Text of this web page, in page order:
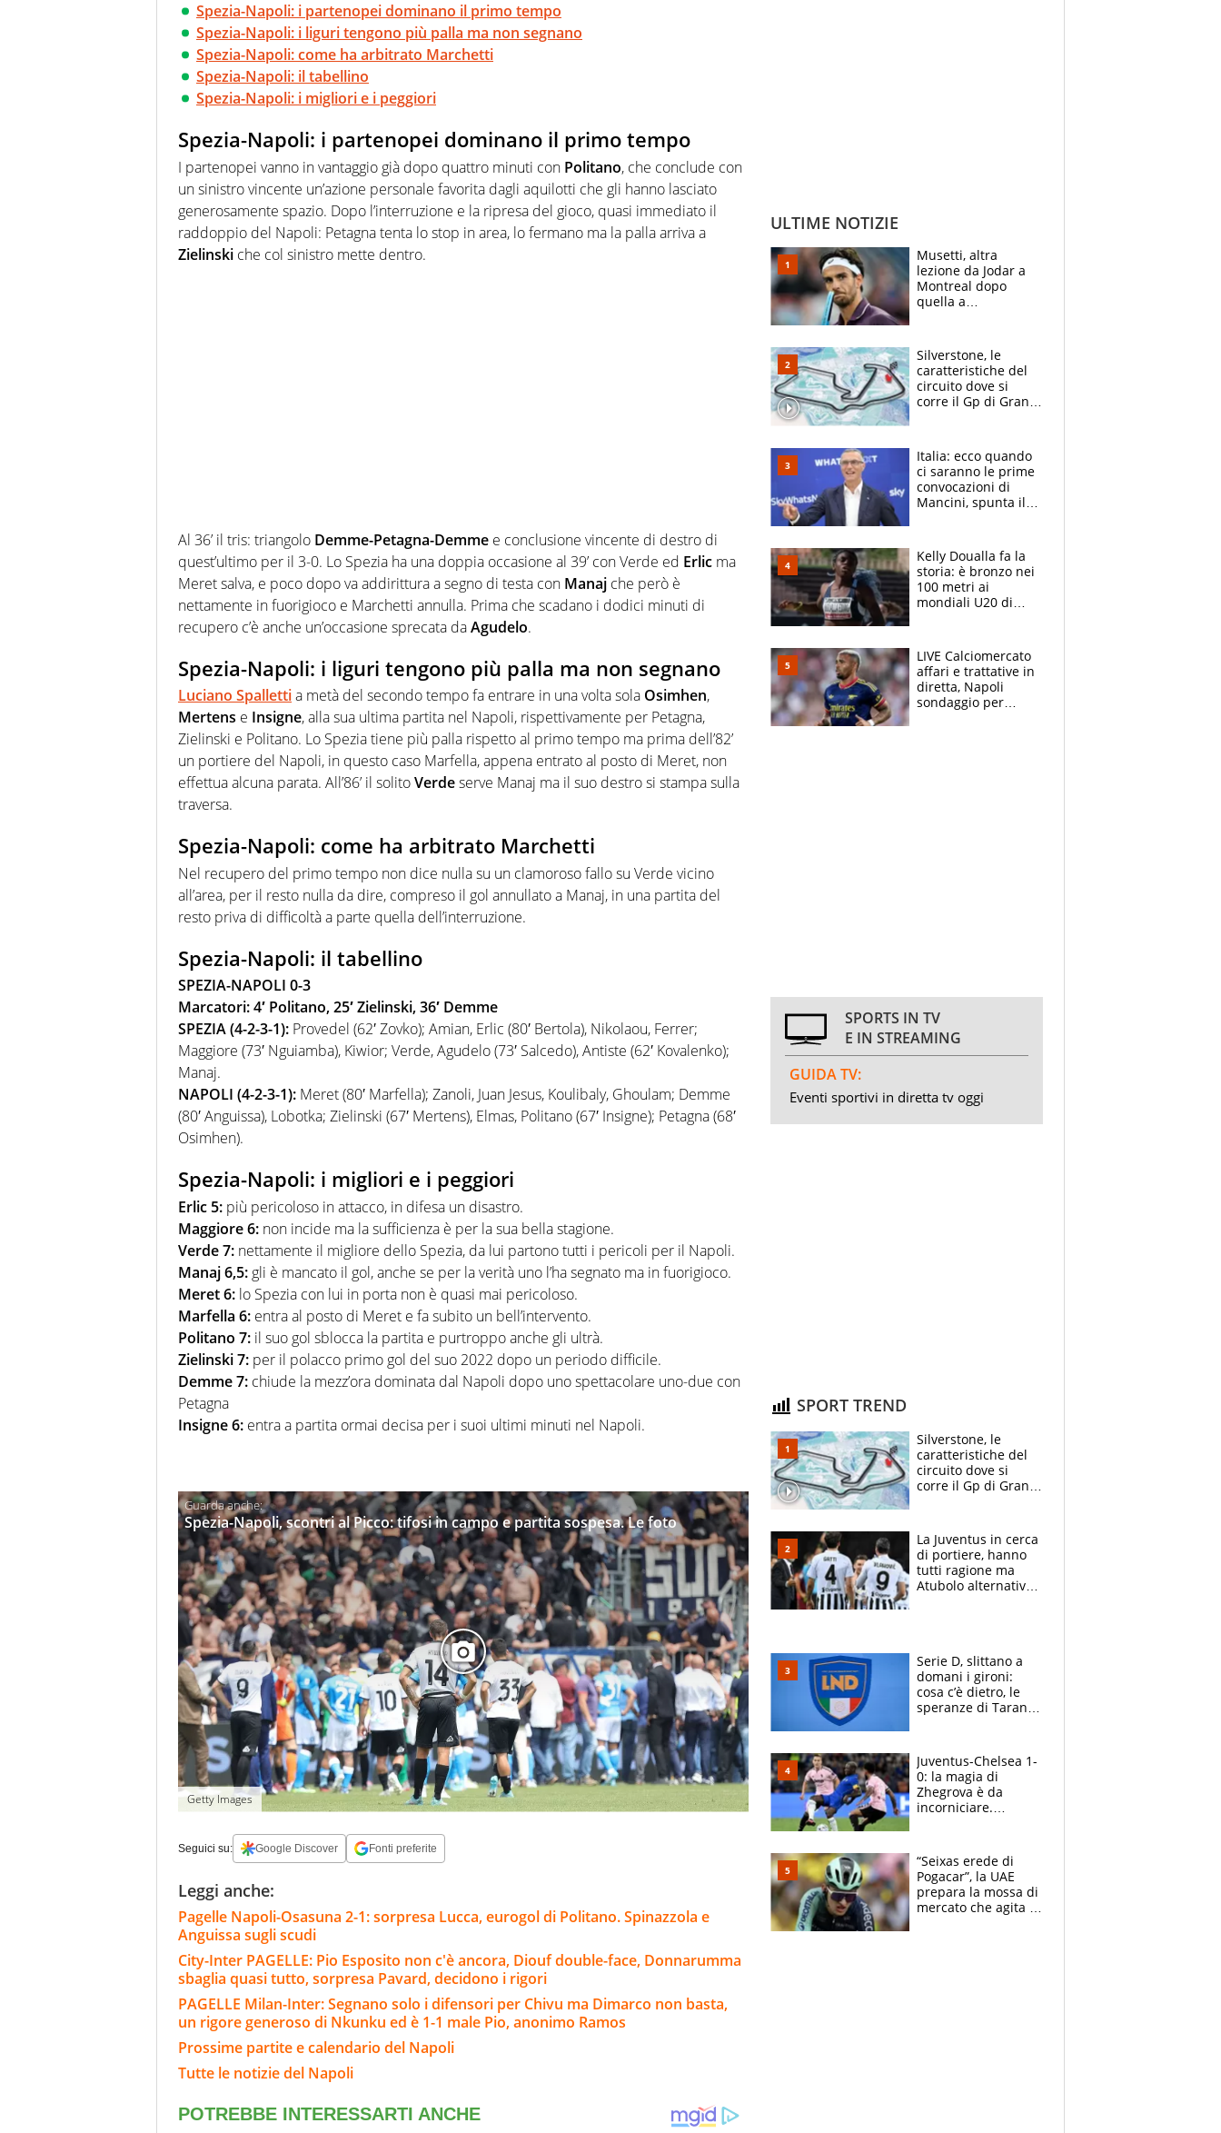
Spezia-Napoli: i partenopei dominano il primo tempo
Spezia-Napoli: i liguri tengono più palla ma non segnano
Spezia-Napoli: come ha arbitrato Marchetti
Spezia-Napoli: il tabellino
Spezia-Napoli: i migliori e i peggiori
Spezia-Napoli: i partenopei dominano il primo tempo
I partenopei vanno in vantaggio già dopo quattro minuti con Politano, che conclude con
un sinistro vincente un’azione personale favorita dagli aquilotti che gli hanno lasciato
generosamente spazio. Dopo l’interruzione e la ripresa del gioco, quasi immediato il
raddoppio del Napoli: Petagna tenta lo stop in area, lo fermano ma la palla arriva a
Zielinski che col sinistro mette dentro.
Al 36’ il tris: triangolo Demme-Petagna-Demme e conclusione vincente di destro di
quest’ultimo per il 3-0. Lo Spezia ha una doppia occasione al 39’ con Verde ed Erlic ma
Meret salva, e poco dopo va addirittura a segno di testa con Manaj che però è
nettamente in fuorigioco e Marchetti annulla. Prima che scadano i dodici minuti di
recupero c’è anche un’occasione sprecata daAgudelo.
Spezia-Napoli: i liguri tengono più palla ma non segnano
Luciano Spallettia metà del secondo tempo fa entrare in una volta sola Osimhen,
Mertens e Insigne, alla sua ultima partita nel Napoli, rispettivamente per Petagna,
Zielinski e Politano. Lo Spezia tiene più palla rispetto al primo tempo ma prima dell’82’
un portiere del Napoli, in questo caso Marfella, appena entrato al posto di Meret, non
effettua alcuna parata. All’86’ il solitoVerdeserve Manaj ma il suo destro si stampa sulla
traversa.
Spezia-Napoli: come ha arbitrato Marchetti
Nel recupero del primo tempo non dice nulla su un clamoroso fallo su Verde vicino
all’area, per il resto nulla da dire, compreso il gol annullato a Manaj, in una partita del
resto priva di difficoltà a parte quella dell’interruzione.
Spezia-Napoli: il tabellino
SPEZIA-NAPOLI 0-3
Marcatori: 4′ Politano, 25′ Zielinski, 36′ Demme
SPEZIA (4-2-3-1): Provedel (62′ Zovko); Amian, Erlic (80′ Bertola), Nikolaou, Ferrer;
Maggiore (73′ Nguiamba), Kiwior; Verde, Agudelo (73′ Salcedo), Antiste (62′ Kovalenko);
Manaj.
NAPOLI (4-2-3-1): Meret (80′ Marfella); Zanoli, Juan Jesus, Koulibaly, Ghoulam; Demme
(80′ Anguissa), Lobotka; Zielinski (67′ Mertens), Elmas, Politano (67′ Insigne); Petagna (68′
Osimhen).
Spezia-Napoli: i migliori e i peggiori
Erlic 5: più pericoloso in attacco, in difesa un disastro.
Maggiore 6: non incide ma la sufficienza è per la sua bella stagione.
Verde 7: nettamente il migliore dello Spezia, da lui partono tutti i pericoli per il Napoli.
Manaj 6,5: gli è mancato il gol, anche se per la verità uno l’ha segnato ma in fuorigioco.
Meret 6: lo Spezia con lui in porta non è quasi mai pericoloso.
Marfella 6: entra al posto di Meret e fa subito un bell’intervento.
Politano 7: il suo gol sblocca la partita e purtroppo anche gli ultrà.
Zielinski 7: per il polacco primo gol del suo 2022 dopo un periodo difficile.
Demme 7: chiude la mezz’ora dominata dal Napoli dopo uno spettacolare uno-due con
Petagna
Insigne 6: entra a partita ormai decisa per i suoi ultimi minuti nel Napoli.
Spezia-Napoli, scontri al Picco: tifosi in campo e partita sospesa. Le foto
Getty Images
Seguici su: Google Discover Fonti preferite
Leggi anche:
Pagelle Napoli-Osasuna 2-1: sorpresa Lucca, eurogol di Politano. Spinazzola e
Anguissa sugli scudi
City-Inter PAGELLE: Pio Esposito non c'è ancora, Diouf double-face, Donnarumma
sbaglia quasi tutto, sorpresa Pavard, decidono i rigori
PAGELLE Milan-Inter: Segnano solo i difensori per Chivu ma Dimarco non basta,
un rigore generoso di Nkunku ed è 1-1 male Pio, anonimo Ramos
Prossime partite e calendario del Napoli
Tutte le notizie del Napoli
ULTIME NOTIZIE
Musetti, altra
lezione da Jodar a
Montreal dopo
quella a
tutto"
Silverstone, le
caratteristiche del
circuito dove si
corre il Gp di Gran
Italia: ecco quando
ci saranno le prime
convocazioni di
Mancini, spunta il
Kelly Doualla fa la
storia: è bronzo nei
100 metri ai
mondiali U20 di
con una gran finale"
LIVE Calciomercato
affari e trattative in
diretta, Napoli
sondaggio per
SPORTS IN TV
E IN STREAMING
GUIDA TV:
Eventi sportivi in diretta tv oggi
SPORT TREND
Silverstone, le
caratteristiche del
circuito dove si
corre il Gp di Gran
La Juventus in cerca
di portiere, hanno
tutti ragione ma
Atubolo alternativa
Serie D, slittano a
domani i gironi:
cosa c’è dietro, le
speranze di Taranto
Juventus-Chelsea 1-
0: la magia di
Zhegrova è da
incorniciare.
ancora, la porta
inviolata
“Seixas erede di
Pogacar”, la UAE
prepara la mossa di
mercato che agita la